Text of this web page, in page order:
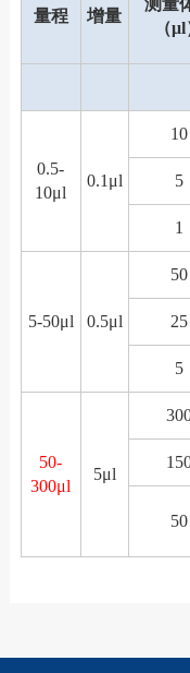
量程 增量
测量
（μl
0.5-
10μl
0.1μl
10
5
1
5-50μl 0.5μl
50
25
5
50-
300μl
5μl
50